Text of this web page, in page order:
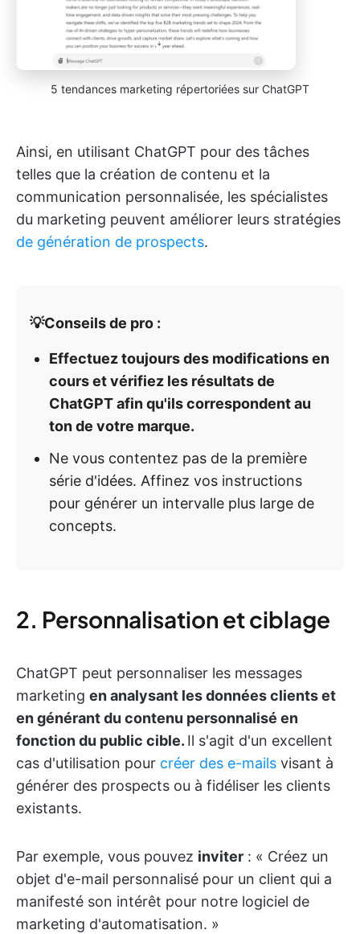
5 tendances marketing répertoriées sur ChatGPT
Ainsi, en utilisant ChatGPT pour des tâches
telles que la création de contenu et la
communication personnalisée, les spécialistes
du marketing peuvent améliorer leurs stratégies
de génération de prospects.
💡Conseils de pro :
Effectuez toujours des modifications en
cours et vérifiez les résultats de
ChatGPT afin qu'ils correspondent au
ton de votre marque.
Ne vous contentez pas de la première
série d'idées. Affinez vos instructions
pour générer un intervalle plus large de
concepts.
2. Personnalisation et ciblage
ChatGPT peut personnaliser les messages
marketing en analysant les données clients et
en générant du contenu personnalisé en
fonction du public cible. Il s'agit d'un excellent
cas d'utilisation pour créer des e-mails visant à
générer des prospects ou à fidéliser les clients
existants.
Par exemple, vous pouvez inviter : « Créez un
objet d'e-mail personnalisé pour un client qui a
manifesté son intérêt pour notre logiciel de
marketing d'automatisation. »